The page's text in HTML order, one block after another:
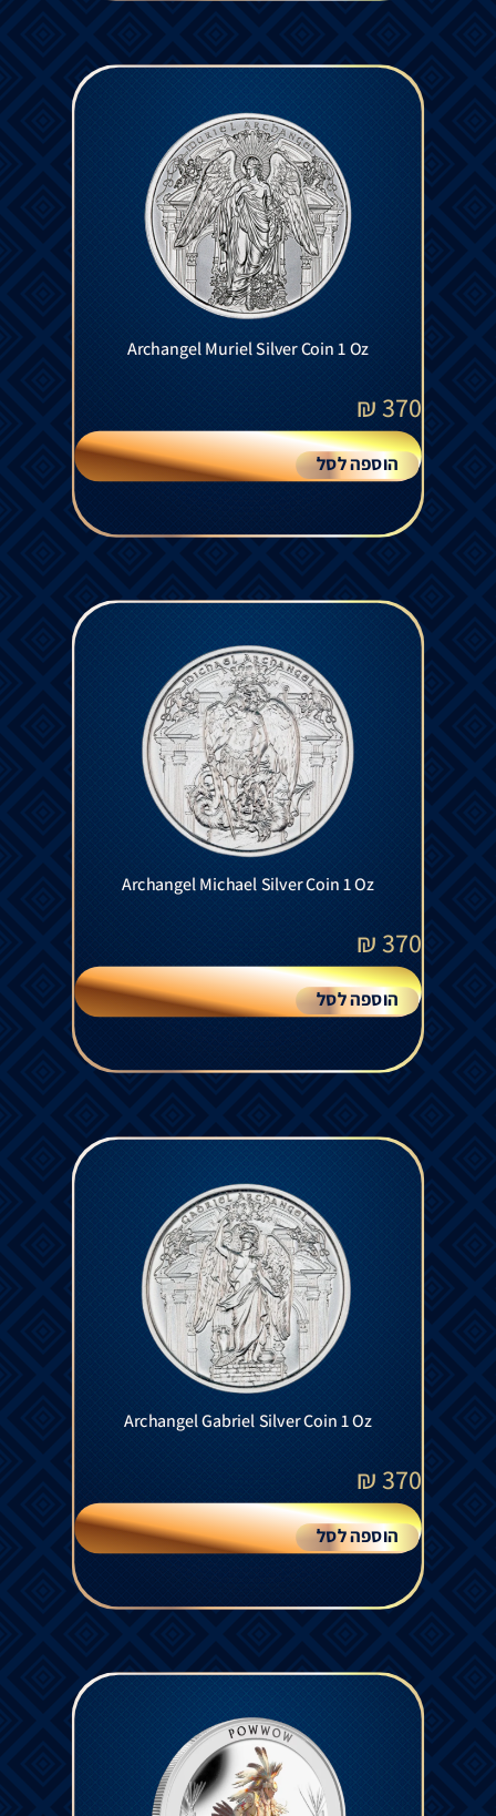
Archangel Muriel Silver Coin 1 Oz
370
₪
הוספה לסל
Archangel Michael Silver Coin 1 Oz
370
₪
הוספה לסל
Archangel Gabriel Silver Coin 1 Oz
370
₪
הוספה לסל